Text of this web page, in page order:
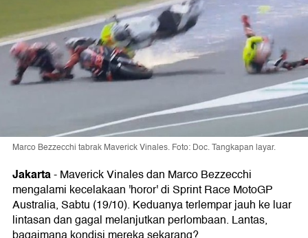
Marco Bezzecchi tabrak Maverick Vinales. Foto: Doc. Tangkapan layar.
Jakarta-Maverick Vinales dan Marco Bezzecchi
mengalami kecelakaan 'horor' di Sprint Race MotoGP
Australia, Sabtu (19/10). Keduanya terlempar jauh ke luar
lintasan dan gagal melanjutkan perlombaan. Lantas,